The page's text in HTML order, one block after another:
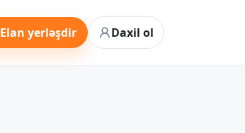
Elan yerləşdir Daxil ol